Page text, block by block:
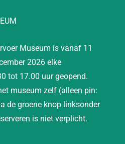
Museum is vanaf 11
2026 elke
tot 17.00 uur geopend.
museum zelf (alleen pin:
de groene knop linksonder
is niet verplicht.